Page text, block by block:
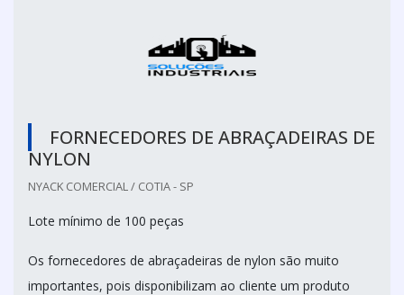
FORNECEDORES DE ABRAÇADEIRAS DE
NYLON
NYACK COMERCIAL / COTIA - SP
Lote mínimo de 100 peças
Os fornecedores de abraçadeiras de nylon são muito
importantes, pois disponibilizam ao cliente um produto